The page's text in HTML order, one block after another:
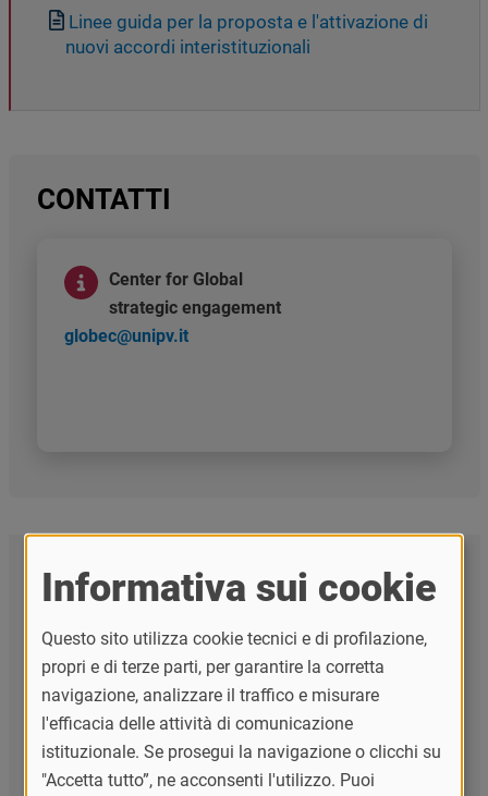
Documento
Linee guida per la proposta e l'attivazione di
nuovi accordi interistituzionali
CONTATTI
ImmagineCenter for Global
strategic engagement
globec@unipv.it
Naviga la sezione
Accordi Erasmus+
Accordi di cotutela per tesi di dottorato
Accordi di doppio titolo
Accordi
Informativa sui cookie
Questo sito utilizza cookie tecnici e di profilazione,
propri e di terze parti, per garantire la corretta
navigazione, analizzare il traffico e misurare
l'efficacia delle attività di comunicazione
istituzionale. Se prosegui la navigazione o clicchi su
"Accetta tutto”, ne acconsenti l'utilizzo. Puoi